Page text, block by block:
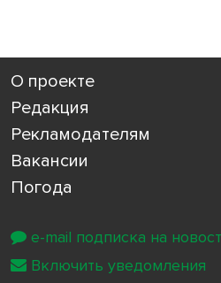
О проекте
Редакция
Рекламодателям
Вакансии
Погода
e-mail подписка на
Включить уведомления